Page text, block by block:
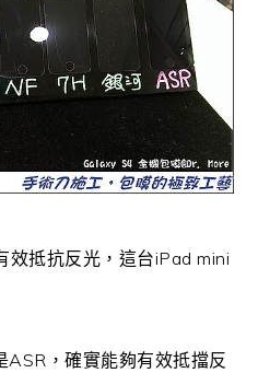
效抵抗反光，這台iPad mini
，確實能夠有效抵擋反